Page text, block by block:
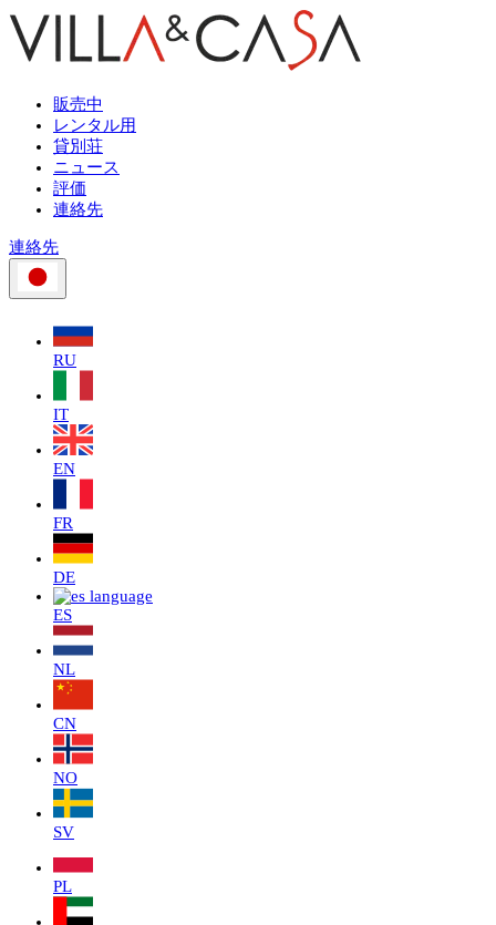
販売中
レンタル用
貸別荘
ニュース
評価
連絡先
連絡先
RU
IT
EN
FR
DE
ES
NL
CN
NO
SV
PL